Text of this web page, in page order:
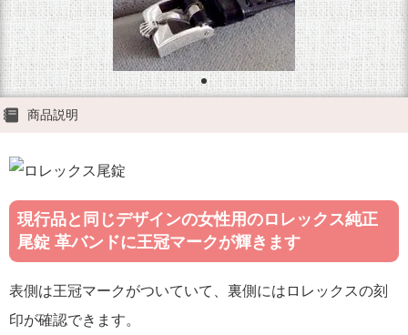
商品説明
現行品と同じデザインの女性用のロレックス純正
尾錠 革バンドに王冠マークが輝きます
表側は王冠マークがついていて、裏側にはロレックスの刻
印が確認できます。